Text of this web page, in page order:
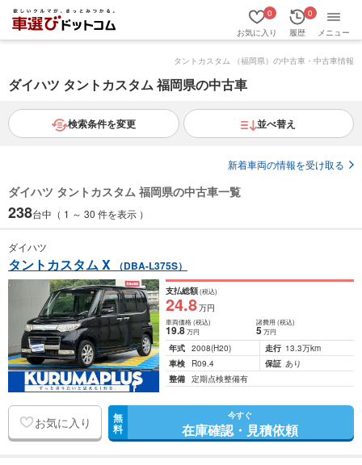
お気に入り
0
履歴
0
メニュー
タントカスタム （福岡県）の中古車・中古車情報
ダイハツ タントカスタム 福岡県の中古車
検索条件を変更 並べ替え
新着車両の情報を受け取る
ダイハツ タントカスタム 福岡県の中古車一覧
238台中（ 1 ～ 30 件を表示 ）
ダイハツ
タントカスタム X （DBA-L375S）
支払総額(税込)
24.8万円
車両価格(税込)
19.8万円
諸費用 (税込)
5 万円
年式 2008(H20) 走行 13.3万km
車検
R09.4 保証 あり
整備 定期点検整備有
お気に入り 無
料
今すぐ
在庫確認・見積依頼